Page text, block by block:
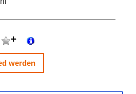
werden